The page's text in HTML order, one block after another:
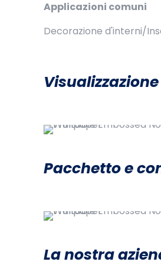
Applicazioni comuni
Decorazione d'interni/
Pacchetto e
La nostra